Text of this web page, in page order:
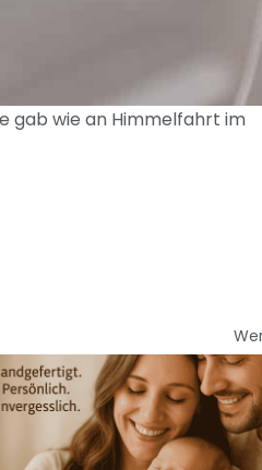
gab wie an Himmelfahrt im